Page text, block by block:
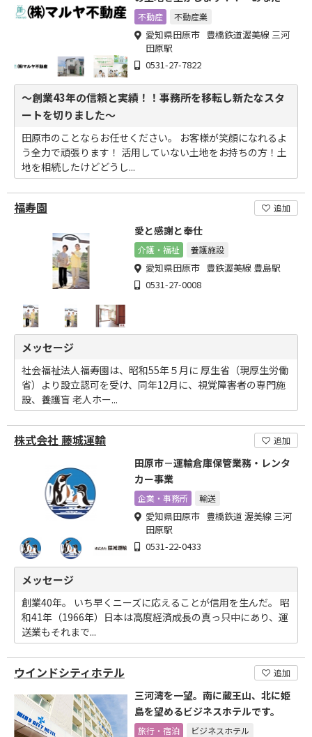
笑顔のために～
不動産 不動産業
愛知県田原市 豊橋鉄道渥美線 三河
田原駅
0531-27-7822
～創業43年の信頼と実績！！事務所を移転し新たなスタ
ートを切りました～
田原市のことならお任せください。 お客様が笑顔になれるよ
う全力で頑張ります！ 活用していない土地をお持ちの方！土
地を相続したけどどうし...
福寿園 追加
愛と感謝と奉仕
介護・福祉 養護施設
愛知県田原市 豊鉄渥美線 豊島駅
0531-27-0008
メッセージ
社会福祉法人福寿園は、昭和55年５月に 厚生省（現厚生労働
省）より設立認可を受け、同年12月に、視覚障害者の専門施
設、養護盲 老人ホー...
株式会社 藤城運輸 追加
田原市－運輸倉庫保管業務・レンタ
カー事業
企業・事務所 輸送
愛知県田原市 豊橋鉄道 渥美線 三河
田原駅
0531-22-0433
メッセージ
創業40年。 いち早くニーズに応えることが信用を生んだ。 昭
和41年（1966年）日本は高度経済成長の真っ只中にあり、運
送業もそれまで...
ウインドシティホテル 追加
三河湾を一望。南に蔵王山、北に姫
島を望めるビジネスホテルです。
旅行・宿泊 ビジネスホテル